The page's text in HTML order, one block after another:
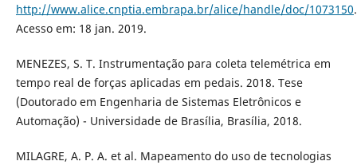
http://www.alice.cnptia.embrapa.br/alice/handle/doc/1073150.
Acesso em: 18 jan. 2019.
MENEZES, S. T. Instrumentação para coleta telemétrica em
tempo real de forças aplicadas em pedais. 2018. Tese
(Doutorado em Engenharia de Sistemas Eletrônicos e
Automação) - Universidade de Brasília, Brasília, 2018.
MILAGRE, A. P. A. et al. Mapeamento do uso de tecnologias